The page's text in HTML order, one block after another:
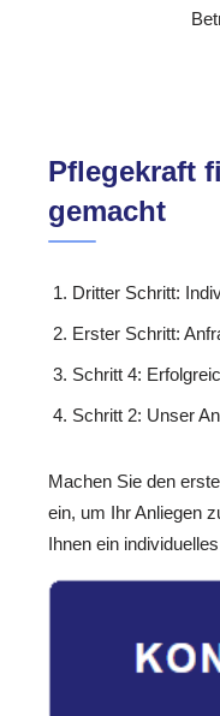
Pflegekraft
gemacht
Dritter Schritt:
Erster Schritt:
Schritt 4:
Schritt 2: Unser
Machen Sie den
ein, um Ihr Anliegen
Ihnen ein